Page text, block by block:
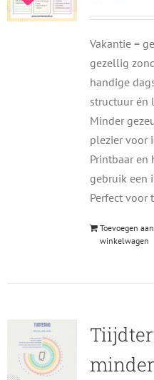
Vakantie =
gezellig
handige
structuur én
Minder
plezier voor
Printbaar en
gebruik een
Perfect voor
Toevoegen aan
winkelwagen